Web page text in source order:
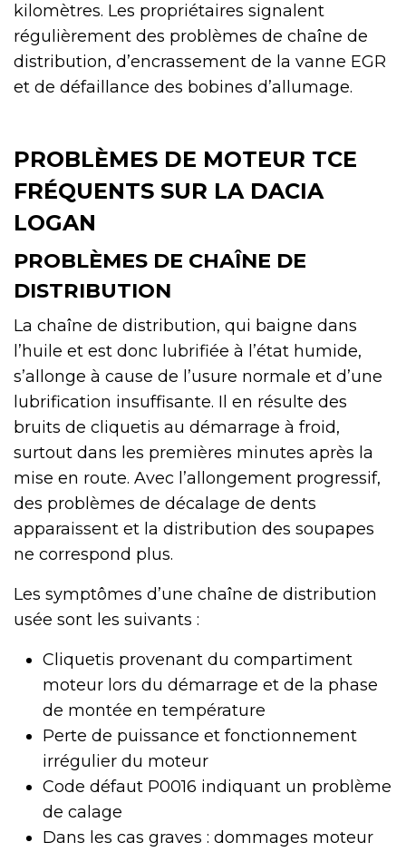
kilomètres. Les propriétaires signalent
régulièrement des problèmes de chaîne de
distribution, d’encrassement de la vanne EGR
et de défaillance des bobines d’allumage.
PROBLÈMES DE MOTEUR TCE
FRÉQUENTS SUR LA DACIA
LOGAN
PROBLÈMES DE CHAÎNE DE
DISTRIBUTION
La chaîne de distribution, qui baigne dans
l’huile et est donc lubrifiée à l’état humide,
s’allonge à cause de l’usure normale et d’une
lubrification insuffisante. Il en résulte des
bruits de cliquetis au démarrage à froid,
surtout dans les premières minutes après la
mise en route. Avec l’allongement progressif,
des problèmes de décalage de dents
apparaissent et la distribution des soupapes
ne correspond plus.
Les symptômes d’une chaîne de distribution
usée sont les suivants :
Cliquetis provenant du compartiment
moteur lors du démarrage et de la phase
de montée en température
Perte de puissance et fonctionnement
irrégulier du moteur
Code défaut P0016 indiquant un problème
de calage
Dans les cas graves : dommages moteur